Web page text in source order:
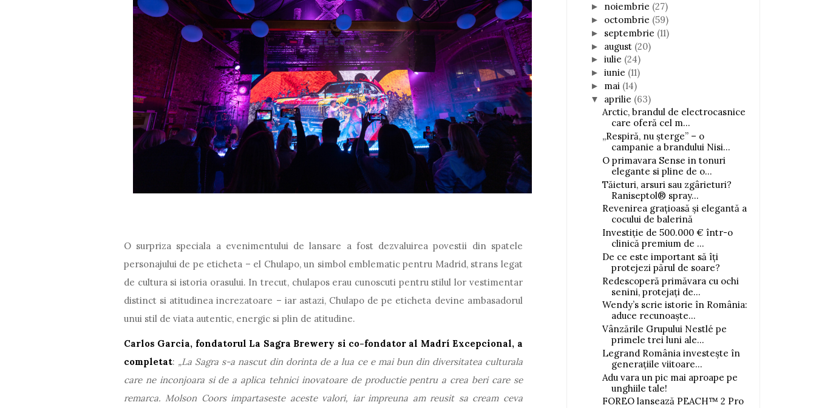
O surpriza speciala a evenimentului de lansare a fost dezvaluirea povestii din spatele
personajului de pe eticheta – el Chulapo, un simbol emblematic pentru Madrid, strans legat
de cultura si istoria orasului. In trecut, chulapos erau cunoscuti pentru stilul lor vestimentar
distinct si atitudinea increzatoare – iar astazi, Chulapo de pe eticheta devine ambasadorul
unui stil de viata autentic, energic si plin de atitudine.
Carlos Garcia, fondatorul La Sagra Brewery si co-fondator al Madrí Excepcional, a
completat: „La Sagra s-a nascut din dorinta de a lua ce e mai bun din diversitatea culturala
care ne inconjoara si de a aplica tehnici inovatoare de productie pentru a crea beri care se
remarca. Molson Coors impartaseste aceste valori, iar impreuna am reusit sa cream ceva
► noiembrie (27)
► octombrie (59)
► septembrie (11)
► august (20)
► iulie (24)
► iunie (11)
► mai (14)
▼ aprilie (63)
Arctic, brandul de electrocasnice
care oferă cel m...
„Respiră, nu șterge” – o
campanie a brandului Nisi...
O primavara Sense in tonuri
elegante si pline de o...
Tăieturi, arsuri sau zgârieturi?
Raniseptol® spray...
Revenirea grațioasă și elegantă a
cocului de balerină
Investiție de 500.000 € într-o
clinică premium de ...
De ce este important să îți
protejezi părul de soare?
Redescoperă primăvara cu ochi
senini, protejați de...
Wendy’s scrie istorie în România:
aduce recunoaște...
Vânzările Grupului Nestlé pe
primele trei luni ale...
Legrand România investește în
generațiile viitoare...
Adu vara un pic mai aproape pe
unghiile tale!
FOREO lansează PEACH™ 2 Pro